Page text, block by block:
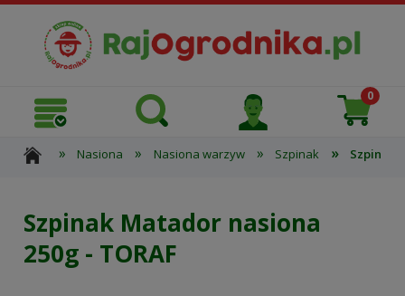
» Nasiona » Nasiona warzyw » Szpinak » Szpinak
Szpinak Matador nasiona
250g - TORAF